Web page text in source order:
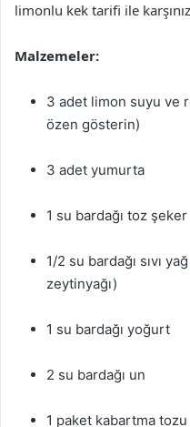
limonlu kek tarifi ile
Malzemeler:
3 adet limon suyu ve
özen gösterin)
3 adet yumurta
1 su bardağı toz şeker
1/2 su bardağı sıvı
zeytinyağı)
1 su bardağı yoğurt
2 su bardağı un
1 paket kabartma tozu